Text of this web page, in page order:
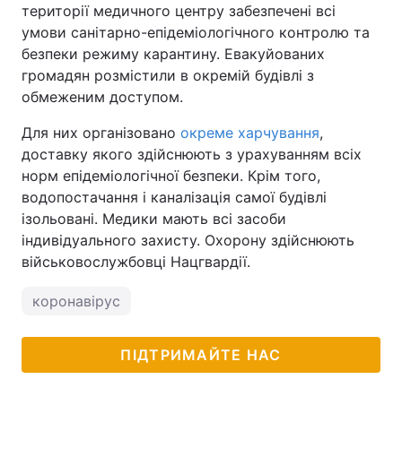
території медичного центру забезпечені всі
умови санітарно-епідеміологічного контролю та
безпеки режиму карантину. Евакуйованих
громадян розмістили в окремій будівлі з
обмеженим доступом.
Для них організовано окреме харчування,
доставку якого здійснюють з урахуванням всіх
норм епідеміологічної безпеки. Крім того,
водопостачання і каналізація самої будівлі
ізольовані. Медики мають всі засоби
індивідуального захисту. Охорону здійснюють
військовослужбовці Нацгвардії.
коронавірус
ПІДТРИМАЙТЕ НАС